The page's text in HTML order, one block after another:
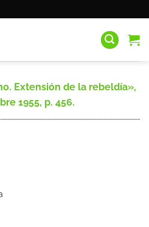
Extensión de la rebeldía»,
1955, p. 456.